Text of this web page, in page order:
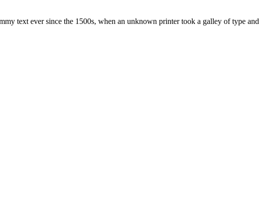
text ever since the 1500s, when an unknown printer took a galley of type and